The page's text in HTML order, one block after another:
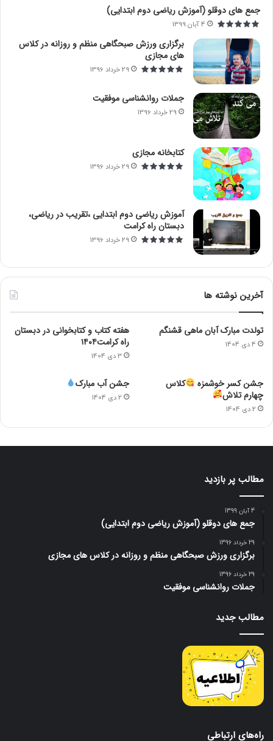
جمع های دوقلو (آموزش ریاضی دوم ابتدایی)
4 آبان 1399
برگزاری ورزش صبحگاهی منظم و روزانه در کلاس
های مجازی
29 خرداد 1396
جملات روانشناسی موفقیت
29 خرداد 1396
کتابخانه مجازی
29 خرداد 1396
آموزش ریاضی دوم ابتدایی ،تقریب در ریاضی،
دبستان راه کرامت
29 خرداد 1396
آخرین نوشته ها
تولدت مبارک آبان ماهی قشنگم
4 دی 1404
هفته کتاب و کتابخوانی در دبستان
راه کرامت۱۴۰۴
3 دی 1404
جشن کسر خوشمزه
کلاس
چهارم تلاش
2 دی 1404
جشن آب مبارک
2 دی 1404
مطالب پر بازدید
4 آبان 1399
جمع های دوقلو (آموزش ریاضی دوم ابتدایی)
29 خرداد 1396
برگزاری ورزش صبحگاهی منظم و روزانه در کلاس های مجازی
29 خرداد 1396
جملات روانشناسی موفقیت
مطالب جدید
راه‌های ارتباطی